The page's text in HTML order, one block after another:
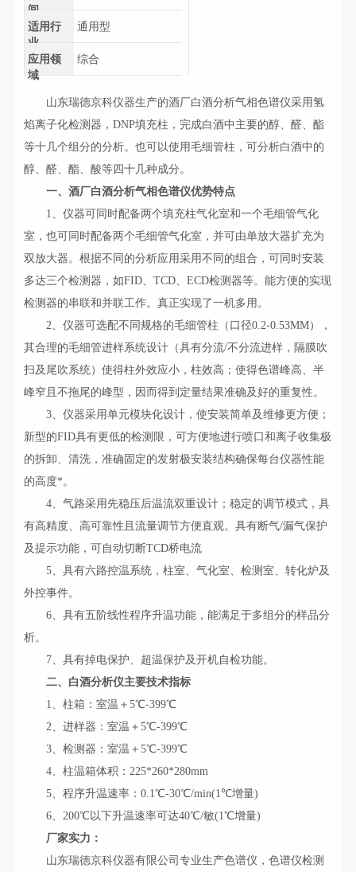
间
适用行
业
通用型
应用领
域
综合
山东瑞德京科仪器生产的酒厂白酒分析气相色谱仪采用氢
焰离子化检测器，DNP填充柱，完成白酒中主要的醇、醛、酯
等十几个组分的分析。也可以使用毛细管柱，可分析白酒中的
醇、醛、酯、酸等四十几种成分。
一、酒厂白酒分析气相色谱仪优势特点
1、仪器可同时配备两个填充柱气化室和一个毛细管气化
室，也可同时配备两个毛细管气化室，并可由单放大器扩充为
双放大器。根据不同的分析应用采用不同的组合，可同时安装
多达三个检测器，如FID、TCD、ECD检测器等。能方便的实现
检测器的串联和并联工作。真正实现了一机多用。
2、仪器可选配不同规格的毛细管柱（口径0.2-0.53MM），
其合理的毛细管进样系统设计（具有分流/不分流进样，隔膜吹
扫及尾吹系统）使得柱外效应小，柱效高；使得色谱峰高、半
峰窄且不拖尾的峰型，因而得到定量结果准确及好的重复性。
3、仪器采用单元模块化设计，使安装简单及维修更方便；
新型的FID具有更低的检测限，可方便地进行喷口和离子收集极
的拆卸、清洗，准确固定的发射极安装结构确保每台仪器性能
的高度*。
4、气路采用先稳压后温流双重设计；稳定的调节模式，具
有高精度、高可靠性且流量调节方便直观。具有断气/漏气保护
及提示功能，可自动切断TCD桥电流
5、具有六路控温系统，柱室、气化室、检测室、转化炉及
外控事件。
6、具有五阶线性程序升温功能，能满足于多组分的样品分
析。
7、具有掉电保护、超温保护及开机自检功能。
二、白酒分析仪主要技术指标
1、柱箱：室温＋5℃-399℃
2、进样器：室温＋5℃-399℃
3、检测器：室温＋5℃-399℃
4、柱温箱体积：225*260*280mm
5、程序升温速率：0.1℃-30℃/min(1℃增量)
6、200℃以下升温速率可达40℃/敏(1℃增量)
厂家实力：
山东瑞德京科仪器有限公司专业生产色谱仪，色谱仪检测